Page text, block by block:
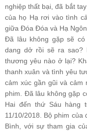
nghiệp thất bại, đã bắt
của họ Hạ rơi vào tình
giữa Đóa Đóa và Hạ
Đã lâu không gặp sẽ
dang dở rồi sẽ ra sao?
thương yêu nào ở lại?
thanh xuân và tình yêu
cảm xúc gần gũi và cảm
phim. Đã lâu không gặp
Hai đến thứ Sáu hàng
11/10/2018. Bộ phim của
Bình, với sự tham gia